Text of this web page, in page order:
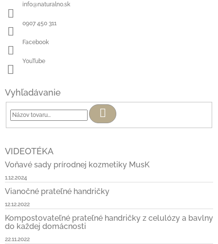
info@naturalno.sk
0907 450 311
Facebook
YouTube
Vyhľadávanie
Hľadať
VIDEOTÉKA
Voňavé sady prírodnej kozmetiky MusK
1.12.2024
Vianočné prateľné handričky
12.12.2022
Kompostovateľné prateľné handričky z celulózy a bavlny
do každej domácnosti
22.11.2022